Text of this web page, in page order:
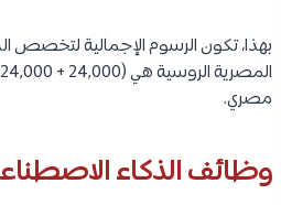
بهذا، تكون الرسوم الإجمالية لتخصص
مصري.
وظائف الذكاء